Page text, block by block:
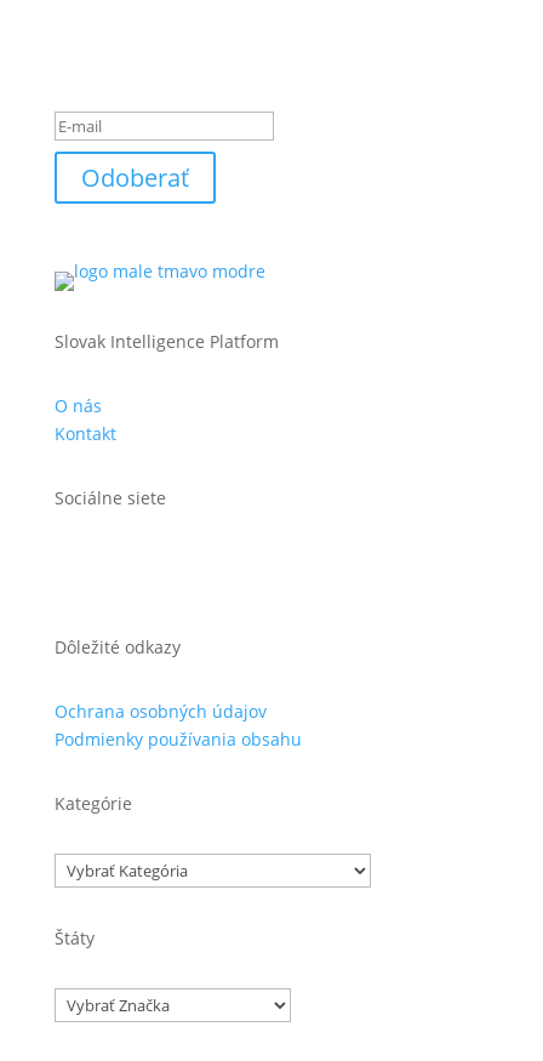
Odoberať
Slovak Intelligence Platform
O nás
Kontakt
Sociálne siete
Dôležité odkazy
Ochrana osobných údajov
Podmienky používania obsahu
Kategórie
Kategórie
Štáty
Značky